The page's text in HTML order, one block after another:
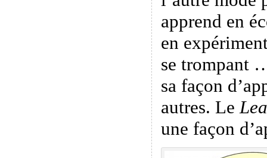
apprend en
en
se trompant
sa façon
autres. Le
une façon